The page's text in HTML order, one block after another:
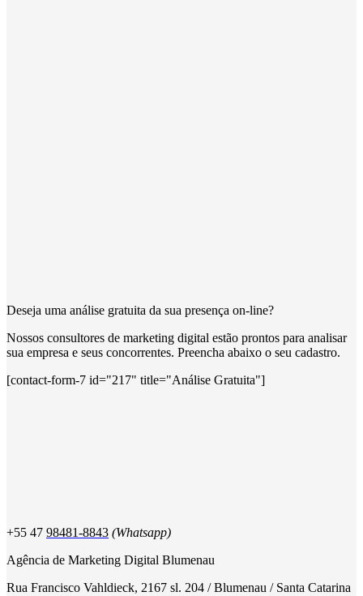
Deseja uma análise gratuita da sua presença on-line?
Nossos consultores de marketing digital estão prontos para analisar
sua empresa e seus concorrentes. Preencha abaixo o seu cadastro.
[contact-form-7 id="217" title="Análise Gratuita"]
+55 47 98481-8843 (Whatsapp)
Agência de Marketing Digital Blumenau
Rua Francisco Vahldieck, 2167 sl. 204 / Blumenau / Santa Catarina